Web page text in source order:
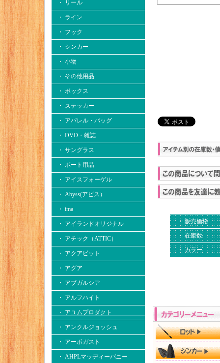
・ リール
・ ライン
・ フック
・ シンカー
・ 小物
・ その他用品
・ ボックス
・ ステッカー
・ アパレル・バッグ
・ DVD・雑誌
・ サングラス
・ ボート用品
・ アイスフォーゲル
・ Abyss(アビス）
・ ima
・ アイランドオリジナル
・ アチック（ATTIC）
・ アクアビット
・ アグア
・ アブガルシア
・ アルフハイト
・ アユムプロダクト
・ アンクルジョッシュ
・ アーボガスト
・ AHPLマッディーバニー
・ 販売価格
・ 在庫数
・ カラー